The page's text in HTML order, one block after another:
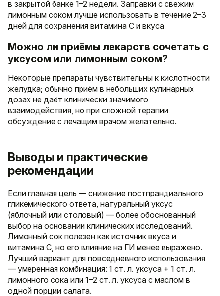
в закрытой банке 1–2 недели. Заправки с свежим
лимонным соком лучше использовать в течение 2–3
дней для сохранения витамина C и вкуса.
Можно ли приёмы лекарств сочетать с
уксусом или лимонным соком?
Некоторые препараты чувствительны к кислотности
желудка; обычно приём в небольших кулинарных
дозах не даёт клинически значимого
взаимодействия, но при сложной терапии
обсуждение с лечащим врачом желательно.
Выводы и практические
рекомендации
Если главная цель — снижение постпрандиального
гликемического ответа, натуральный уксус
(яблочный или столовый) — более обоснованный
выбор на основании клинических исследований.
Лимонный сок полезен как источник вкуса и
витамина C, но его влияние на ГИ менее выражено.
Лучший вариант для повседневного использования
— умеренная комбинация: 1 ст. л. уксуса + 1 ст. л.
лимонного сока или 1–2 ст. л. уксуса с маслом в
одной порции салата.